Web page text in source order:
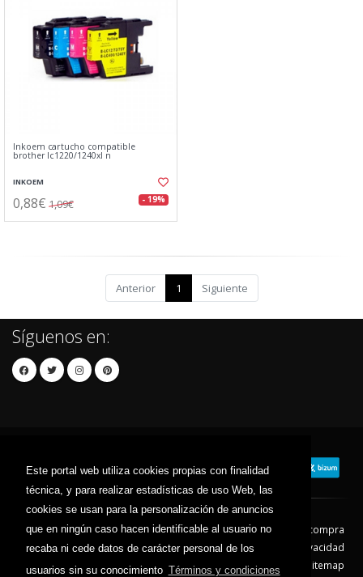
Este portal web utiliza cookies propias con finalidad
técnica, y para realizar estadísticas de uso Web, las
cookies se usan para la personalización de anuncios
que en ningún caso hacen identificable al usuario no
recaba ni cede datos de carácter personal de los
usuarios sin su conocimiento Términos y condiciones
Inkoem cartucho compatible
brother lc1220/1240xl n
INKOEM
0,88€ 1,09€ - 19%
Anterior 1 Siguiente
Síguenos en:
Contacto Aviso Legal
Condiciones de compra
Política de envíos
Política de devolución
Política de Privacidad
Política de Cookies
Sitemap